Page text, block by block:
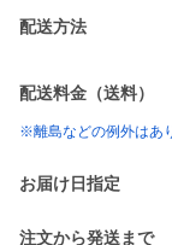
配送方法
配送料金（送料）
※離島などの例外はあ
お届け日指定
注文から発送まで